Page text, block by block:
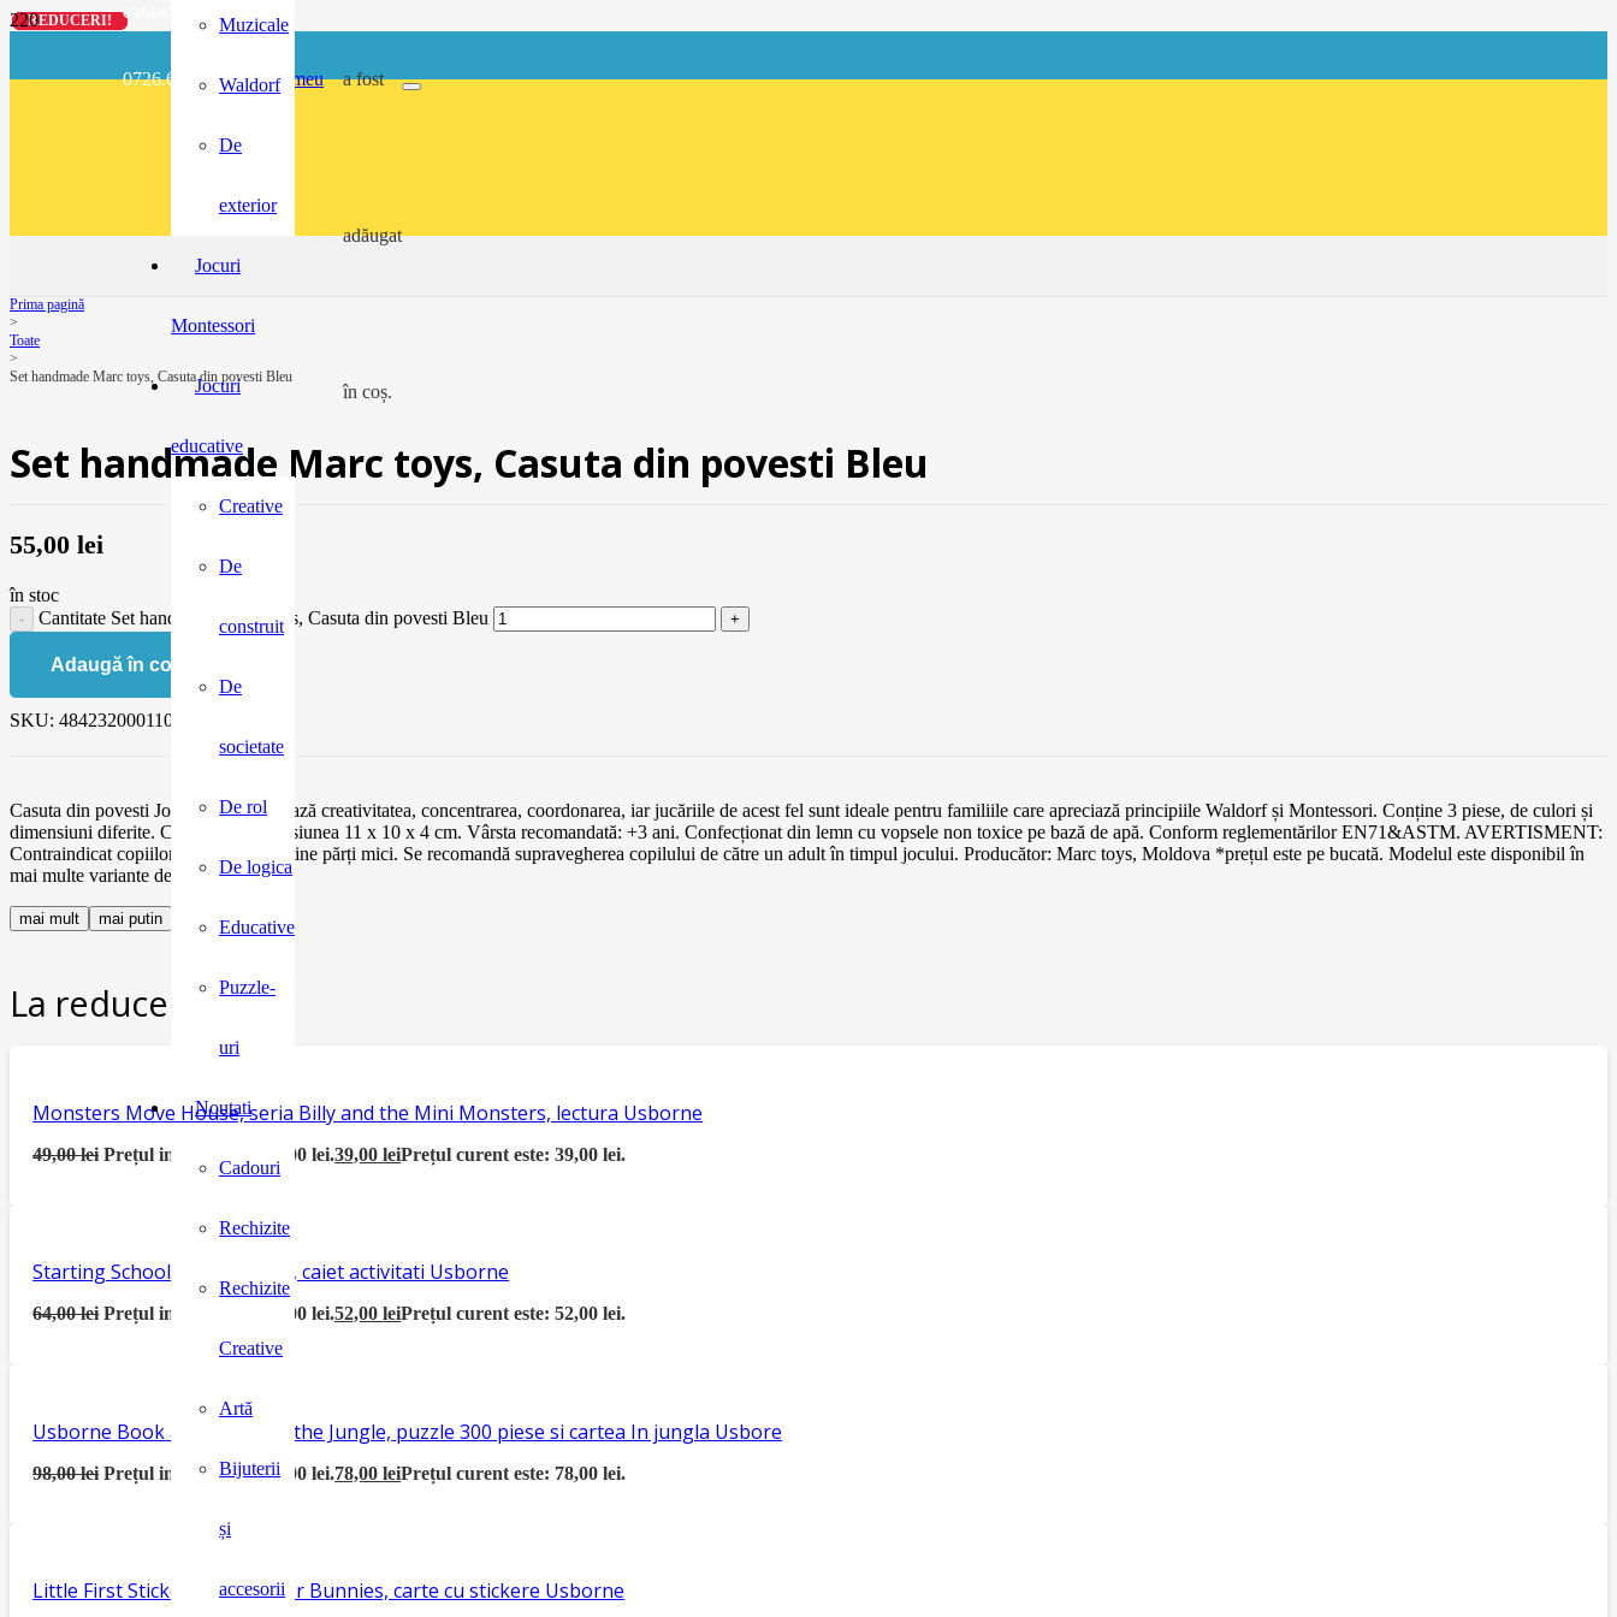
contact@buzunarel.ro
0726.697.486 meu a fost
adăugat
în coș.
Muzicale
Waldorf
De
exterior
Jocuri
Montessori
Jocuri
educative
Creative
De
construit
De
societate
De rol
De logica
Educative
Puzzle-
uri
Noutati
Cadouri
Rechizite
Rechizite
Creative
Artă
Bijuterii
și
accesorii
Prima pagină
>
Toate
>
Set handmade Marc toys, Casuta din povesti Bleu
Set handmade Marc toys, Casuta din povesti Bleu
55,00 lei
în stoc
Cantitate Set handmade Marc toys, Casuta din povesti Bleu
Adaugă în coș
SKU: 4842320001109b
Casuta din povesti Jocul liber stimulează creativitatea, concentrarea, coordonarea, iar jucăriile de acest fel sunt ideale pentru familiile care apreciază principiile Waldorf și Montessori. Conține 3 piese, de culori și
dimensiuni diferite. Căsuța are dimensiunea 11 x 10 x 4 cm. Vârsta recomandată: +3 ani. Confecționat din lemn cu vopsele non toxice pe bază de apă. Conform reglementărilor EN71&ASTM. AVERTISMENT:
Contraindicat copiilor sub 3 ani. Conține părți mici. Se recomandă supravegherea copilului de către un adult în timpul jocului. Producător: Marc toys, Moldova *prețul este pe bucată. Modelul este disponibil în
mai multe variante de culori
mai mult mai putin
La reducere:
REDUCERI!
Monsters Move House, seria Billy and the Mini Monsters, lectura Usborne
49,00lei Prețul inițial a fost: 49,00 lei.39,00leiPrețul curent este: 39,00 lei.
REDUCERI!
Starting School Activity Book, caiet activitati Usborne
64,00lei Prețul inițial a fost: 64,00 lei.52,00leiPrețul curent este: 52,00 lei.
REDUCERI!
Usborne Book and Jigsaw In the Jungle, puzzle 300 piese si cartea In jungla Usbore
98,00lei Prețul inițial a fost: 98,00 lei.78,00leiPrețul curent este: 78,00 lei.
REDUCERI!
Little First Sticker Book Easter Bunnies, carte cu stickere Usborne